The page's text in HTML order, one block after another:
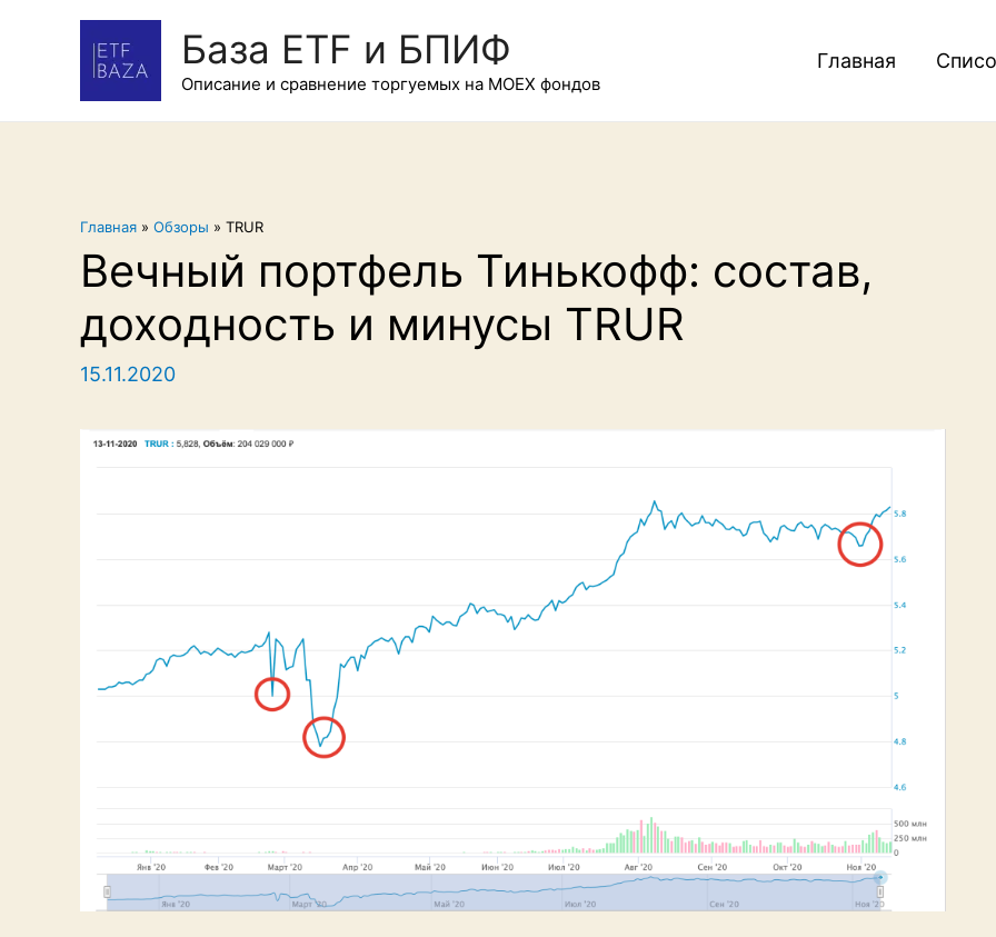
База ETF и БПИФ
Описание и сравнение торгуемых на MOEX фондов
Главная
Главная » Обзоры » TRUR
Вечный портфель Тинькофф: состав,
доходность и минусы TRUR
15.11.2020